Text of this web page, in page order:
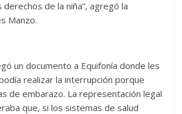
de la niña”, agregó la
Manzo.
un documento a Equifonía donde les
realizar la interrupción porque
de embarazo. La representación legal
que, si los sistemas de salud